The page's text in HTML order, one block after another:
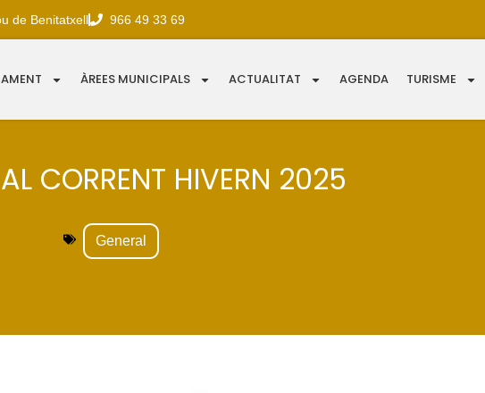
de Benitatxell 966 49 33 69
ÀREES MUNICIPALS ACTUALITAT AGENDA TURISME
CORRENT HIVERN 2025
General